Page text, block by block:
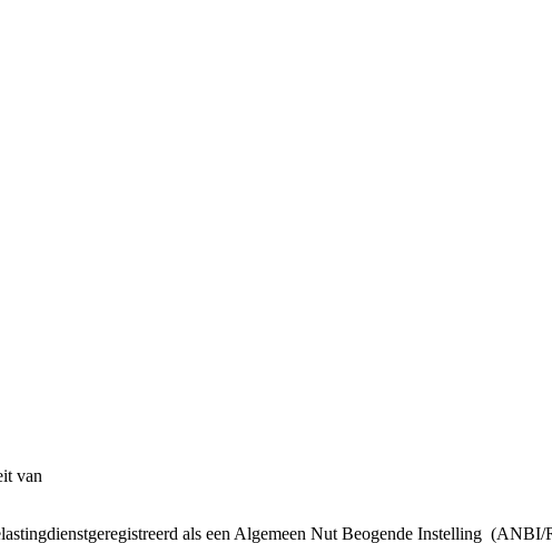
van
geregistreerd als een Algemeen Nut Beogende Instelling (ANBI/